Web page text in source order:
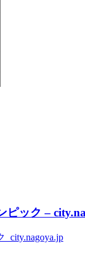
ピック –
city.nagoya.jp